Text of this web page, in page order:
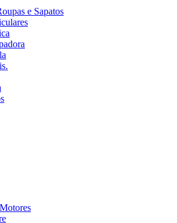
e Sapatos